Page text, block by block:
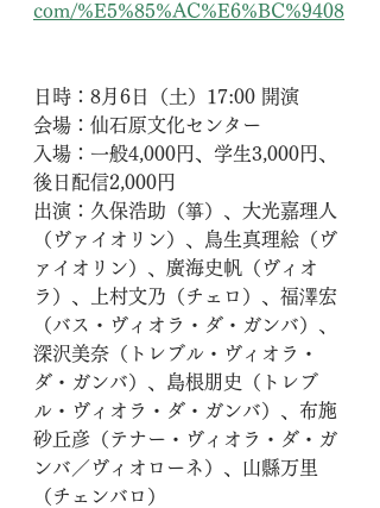
com/%E5%85%AC%E6%BC%9408
日時：8月6日（土）17:00 開演
会場：仙石原文化センター
​入場：一般4,000円、学生3,000円、
後日配信2,000円
​出演：久保浩助（箏）、大光嘉理人
（ヴァイオリン）、鳥生真理絵（ヴ
ァイオリン）、廣海史帆（ヴィオ
ラ）、上村文乃（チェロ）、​福澤宏
（バス・ヴィオラ・ダ・ガンバ）、
深沢美奈（トレブル・ヴィオラ・
ダ・ガンバ）、島根朋史（トレブ
ル・ヴィオラ・ダ・ガンバ）、布施
砂丘彦（テナー・ヴィオラ・ダ・ガ
ンバ／ヴィオローネ）、山縣万里
（チェンバロ）